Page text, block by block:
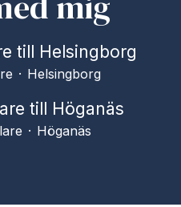
till Helsingborg
· Helsingborg
till Höganäs
· Höganäs